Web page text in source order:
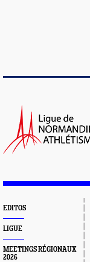
EDITOS
LIGUE
MEETINGS RÉGIONAUX
2026